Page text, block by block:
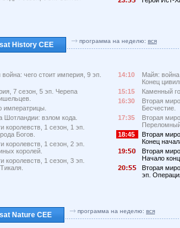
History CEE программа на неделю: вся
чего стоит империя, 9 эп.
7 сезон, 5 эп. Черепа
императрицы.
Шотландии: взлом кода.
королевств, 1 сезон, 1 эп.
Богов.
королевств, 1 сезон, 2 эп.
королей.
королевств, 1 сезон, 3 эп.
14:10
Майя: война
Конец
15:15
Каменный
16:30
Вторая
Бесчестие.
17:35
Вторая
18:45
Вторая
Конец
19:
Вторая
Начало
2
:
Вторая
эп.
Nature CEE программа на неделю: вся